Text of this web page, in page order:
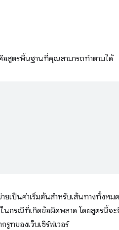
สูตรพื้นฐานที่คุณสามารถทำตามได้
ยเป็นค่าเริ่มต้นสำหรับเส้นทางทั้งหม
นกรณีที่เกิดข้อผิดพลาด โดยสูตรนี้จะ
รูทของเว็บเซิร์ฟเวอร์